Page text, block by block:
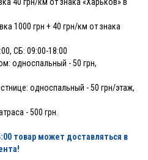
1000 грн + 40 грн/км от знака
СБ: 09:00-18:00
односпальный - 50 грн,
односпальный - 50 грн/этаж,
- 500 грн.
товар может доставляться в